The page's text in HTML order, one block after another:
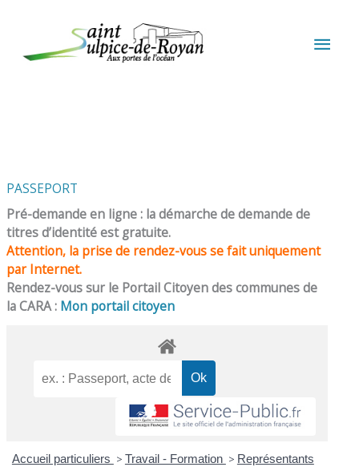
PASSEPORT
Pré-demande en ligne : la démarche de demande de
titres d’identité est gratuite.
Attention, la prise de rendez-vous se fait uniquement
par Internet.
Rendez-vous sur le Portail Citoyen des communes de
la CARA : Mon portail citoyen
Accueil particuliers > Travail - Formation > Représentants